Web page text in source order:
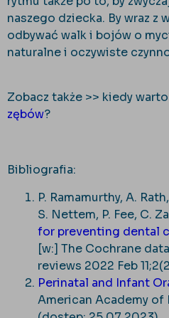
naszego dziecka. By wraz z
odbywać walk i bojów o
naturalne i oczywiste
Zobacz także >> kiedy
zębów?
Bibliografia:
P. Ramamurthy, A.
S. Nettem, P. Fee, C.
for preventing dental
[w:] The Cochrane
reviews 2022 Feb
Perinatal and Infant
American Academy